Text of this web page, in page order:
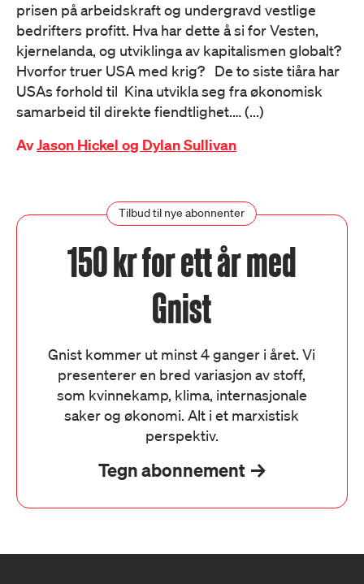
prisen på arbeidskraft og undergravd vestlige
bedrifters profitt. Hva har dette å si for Vesten,
kjernelanda, og utviklinga av kapitalismen globalt?
Hvorfor truer USA med krig? De to siste tiåra har
USAs forhold til Kina utvikla seg fra økonomisk
samarbeid til direkte fiendtlighet.… (...)
AvJason Hickel og Dylan Sullivan
Tilbud til nye abonnenter
150 kr for ett år med
Gnist
Gnist kommer ut minst 4 ganger i året. Vi
presenterer en bred variasjon av stoff,
som kvinnekamp, klima, internasjonale
saker og økonomi. Alt i et marxistisk
perspektiv.
Tegn abonnement